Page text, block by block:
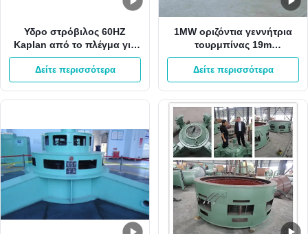
Υδρο στρόβιλος 60HZ
Kaplan από το πλέγμα για
το μίνι υδρο στρόβιλο
Kaplan σταθμών κάθετο
Δείτε περισσότερα
1MW οριζόντια γεννήτρια
τουρμπίνας 19m
μανομετρικό ύψος στήλης
νερού 6.2m3/S Kaplan
Δείτε περισσότερα